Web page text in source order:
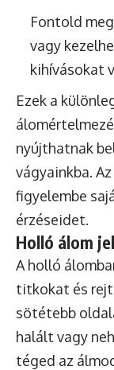
Fontold
vagy
kihívásokat
Ezek a
nyújthatnak
vágyainkba.
figyelembe
érzéseidet.
Holló álom
A holló
titkokat és
sötétebb
halált vagy
téged az